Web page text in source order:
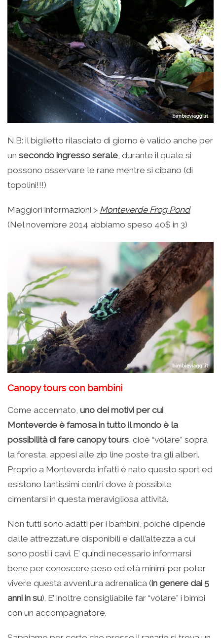
N.B: il biglietto rilasciato di giorno è valido anche per
un secondo ingresso serale, durante il quale si
possono osservare le rane mentre si cibano (di
topolini!!!)
Maggiori informazioni > Monteverde Frog Pond
(Nel novembre 2014 abbiamo speso 40$ in 3)
Canopy tours con bambini
Come accennato, uno dei motivi per cui
Monteverde è famosa in tutto il mondo è la
possibilità di fare canopy tours, cioè “volare” sopra
la foresta, appesi alle zip line poste tra gli alberi.
Proprio a Monteverde infatti è nato questo sport ed
esistono tantissimi centri dove è possibile
cimentarsi in questa meravigliosa attività.
Non tutti sono adatti per i bambini, poiché dipende
dalle attrezzature disponibili e dall’altezza a cui
sono posti i cavi. E’ quindi necessario informarsi
bene per conoscere peso ed età minimi per poter
vivere questa avventura adrenalica (in genere dai 5
anni in su). E’ inoltre consigliabile far “volare” i bimbi
con un accompagnatore.